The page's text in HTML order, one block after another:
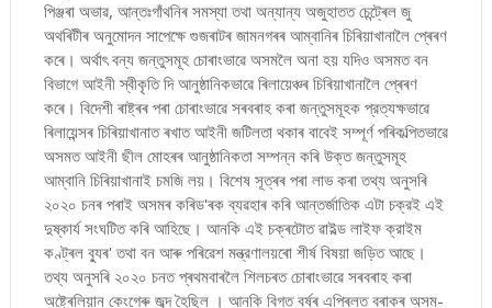
পিঞ্জৰা অভাৱ, আন্তঃগাঁথনিৰ সমস্যা তথা অন্যান্য অজুহাতত চেন্ট্ৰেল জু
অথৰিটীৰ অনুমোদন সাপেক্ষে গুজৰাটৰ জামনগৰৰ আম্বানিৰ চিৰিয়াখানালৈ প্ৰেৰণ
কৰে। অৰ্থাৎ বন্য জন্তুসমূহ চোৰাংভাৱে অসমলৈ অনা হয় যদিও অসমত বন
বিভাগে আইনী স্বীকৃতি দি আনুষ্ঠানিকভাৱে ৰিলায়েঞ্চৰ চিৰিয়াখানালৈ প্ৰেৰণ
কৰে। বিদেশী ৰাষ্ট্ৰৰ পৰা চোৰাংভাৱে সৰবৰাহ কৰা জন্তুসমূহক প্রত্যক্ষভাৱে
ৰিলায়েন্সৰ চিৰিয়াখানাত ৰখাত আইনী জটিলতা থকাৰ বাবেই সম্পূর্ণ পৰিকল্পিতভাৱে
অসমত আইনী ছীল মোহৰৰ আনুষ্ঠানিকতা সম্পন্ন কৰি উক্ত জন্তুসমূহ
আম্বানি চিৰিয়াখানাই চমজি লয়। বিশেষ সূত্ৰৰ পৰা লাভ কৰা তথ্য অনুসৰি
২০২০ চনৰ পৰাই অসমৰ কৰিড'ৰক ব্যৱহাৰ কৰি আন্তৰ্জাতিক এটা চক্রই এই
দুষ্কার্য সংঘটিত কৰি আহিছে। আনকি এই চক্ৰটোত ৱাইল্ড লাইফ ক্রাইম
কণ্ট্ৰল ব্যুৰ' তথা বন আৰু পৰিৱেশ মন্ত্রণালয়ৰো শীৰ্ষ বিষয়া জড়িত আছে।
তথ্য অনুসৰি ২০২০ চনত প্ৰথমবাৰলৈ শিলচৰত চোৰাংভাৱে সৰবৰাহ কৰা
অষ্ট্ৰেলিয়ান কেংগেৰু জব্দ হৈছিল । আনকি বিগত বৰ্ষৰ এপ্ৰিলত বৰাকৰ অসম-